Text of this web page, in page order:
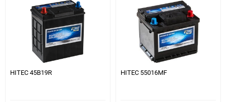
HITEC 45B19R HITEC 55016MF